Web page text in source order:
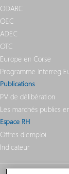
ODARC
OEC
ADEC
OTC
Europe en Corse
Programme Interreg
Publications
PV de délibération
Les marchés publics
Espace RH
Offres d'emploi
Indicateur